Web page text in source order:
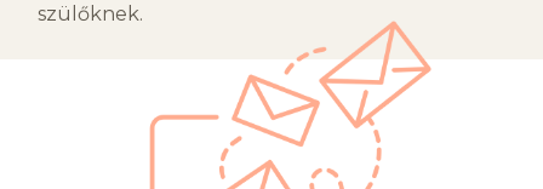
szülőknek.